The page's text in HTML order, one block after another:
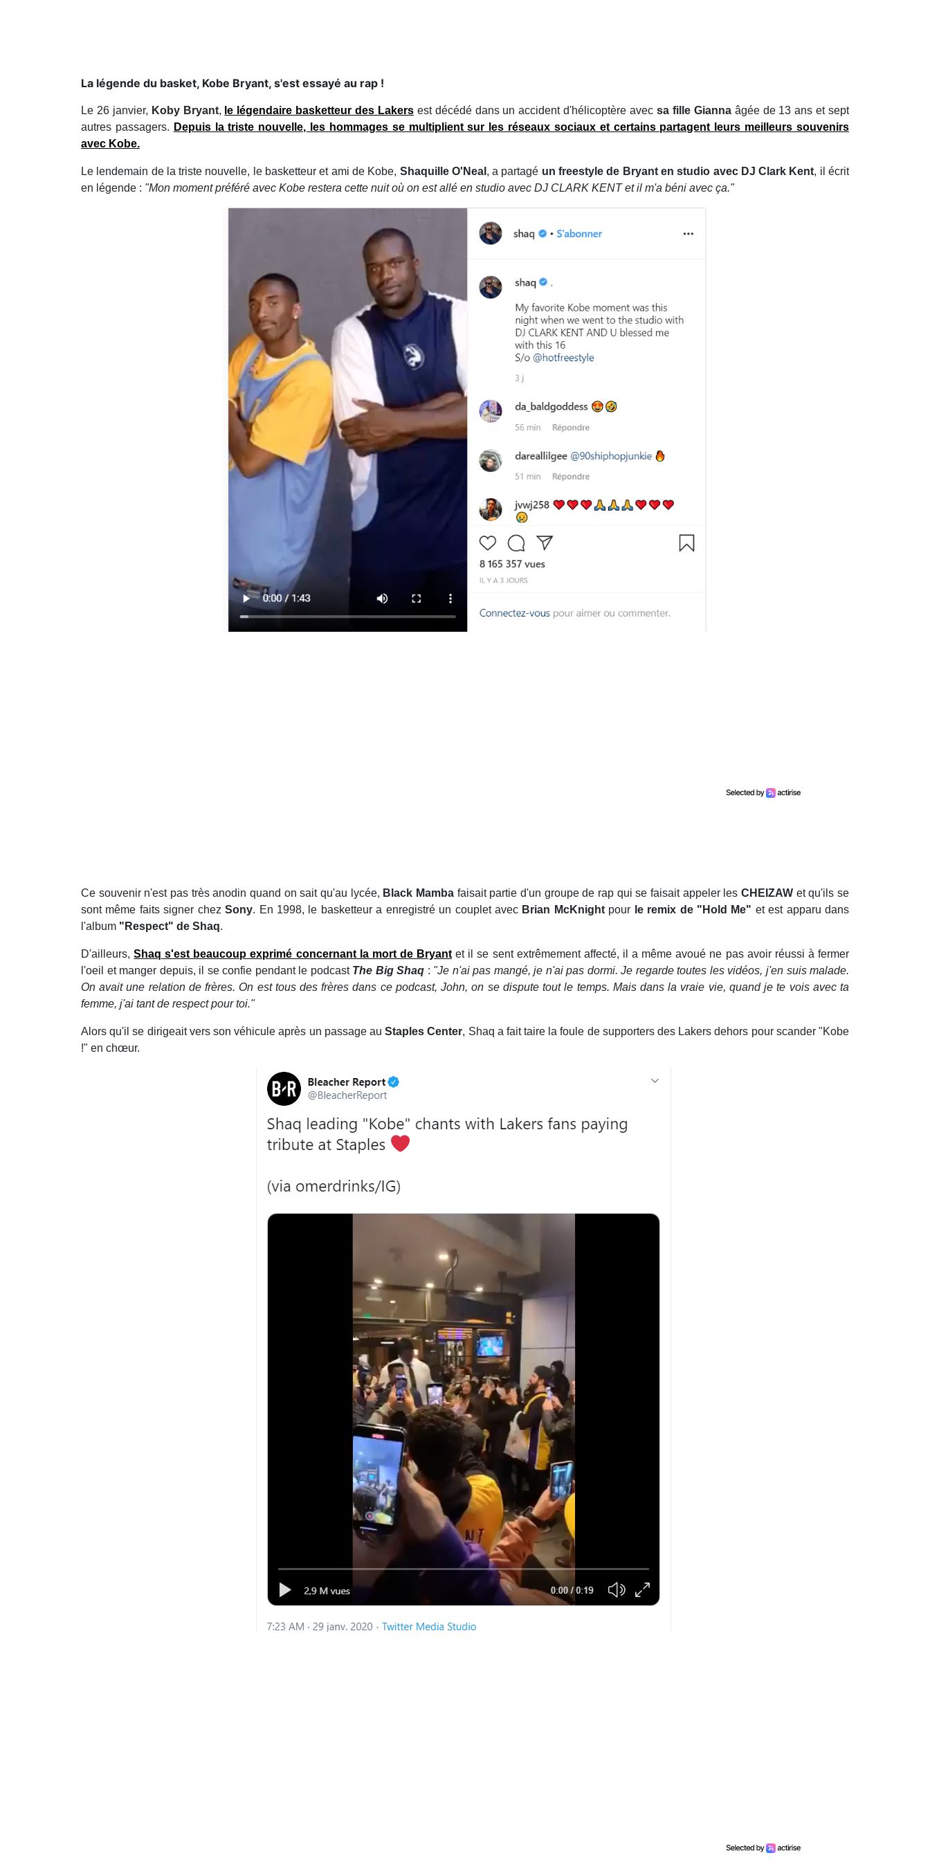
La légende du basket, Kobe Bryant, s'est essayé au rap !
Le 26 janvier, Koby Bryant, le légendaire basketteur des Lakersest décédé dans un accident d'hélicoptère avec sa fille Giannaâgée de 13 ans et sept
autres passagers. Depuis la triste nouvelle, les hommages se multiplient sur les réseaux sociaux et certains partagent leurs meilleurs souvenirs
avec Kobe.
Le lendemain de la triste nouvelle, le basketteur et ami de Kobe, Shaquille O'Neal , a partagé un freestyle de Bryant en studio avec DJ Clark Kent, il écrit
en légende : "Mon moment préféré avec Kobe restera cette nuit où on est allé en studio avec DJ CLARK KENT et il m'a béni avec ça."
Ce souvenir n'est pas très anodin quand on sait qu'au lycée, Black Mamba faisait partie d'un groupe de rap qui se faisait appeler les CHEIZAW et qu'ils se
sont même faits signer chezSony. En 1998, le basketteur a enregistré un couplet avec Brian McKnightpour le remix de "Hold Me" et est apparu dans
l'album "Respect" de Shaq.
D'ailleurs,Shaq s'est beaucoup exprimé concernant la mort de Bryant et il se sent extrêmement affecté, il a même avoué ne pas avoir réussi à fermer
l'oeil et manger depuis, il se confie pendant le podcast The Big Shaq : "Je n'ai pas mangé, je n'ai pas dormi. Je regarde toutes les vidéos, j'en suis malade.
On avait une relation de frères. On est tous des frères dans ce podcast, John, on se dispute tout le temps. Mais dans la vraie vie, quand je te vois avec ta
femme, j'ai tant de respect pour toi."
Alors qu'il se dirigeait vers son véhicule après un passage auStaples Center, Shaq a fait taire la foule de supporters des Lakers dehors pour scander "Kobe
!" en chœur.